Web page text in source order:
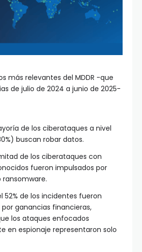
más relevantes del MDDR -que
de julio de 2024 a junio de 2025-
de los ciberataques a nivel
buscan robar datos.
de los ciberataques con
fueron impulsados por
ransomware.
52% de los incidentes fueron
ganancias financieras,
los ataques enfocados
en espionaje representaron solo